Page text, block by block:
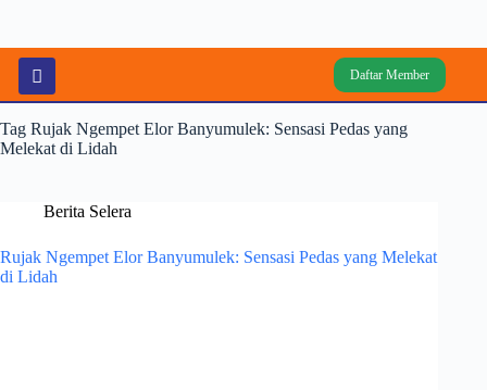
Daftar Member
Tag Rujak Ngempet Elor Banyumulek: Sensasi Pedas yang
Melekat di Lidah
Berita Selera
Rujak Ngempet Elor Banyumulek: Sensasi Pedas yang Melekat
di Lidah